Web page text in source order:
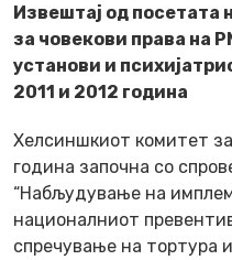
Извештај од посетата
за човекови права на
установи и
2011 и 2012 година
Хелсиншкиот комитет за
година започна со
“Набљудување на
националниот
спречување на тортура